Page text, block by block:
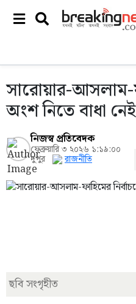
সারোয়ার-আসলাম-
অংশ নিতে বাধা নেই
নিজস্ব প্রতিবেদক
ফেব্রুয়ারি ৩ ২০২৬ ১:১৯:০০
দুপুর রাজনীতি
ছবি সংগৃহীত